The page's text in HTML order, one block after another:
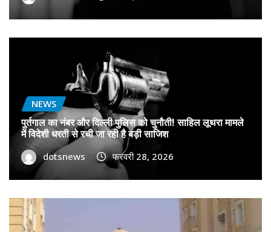
NEWS
पुर्तगाल का नंबर और दिल्ली पुलिस को चुनौती! साहिल लूथरा मामले
में विदेशी धरती से रची जा रही है बड़ी साजिश
dotsnews फरवरी 28, 2026